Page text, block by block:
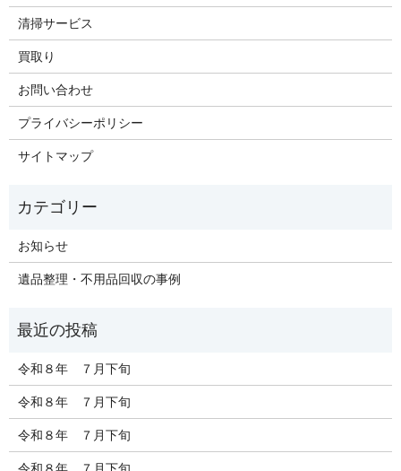
清掃サービス
買取り
お問い合わせ
プライバシーポリシー
サイトマップ
お知らせ
遺品整理・不用品回収の事例
令和８年 ７月下旬
令和８年 ７月下旬
令和８年 ７月下旬
令和８年 ７月下旬